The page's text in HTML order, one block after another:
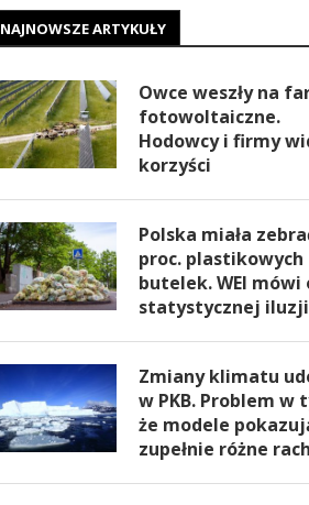
NAJNOWSZE ARTYKUŁY
Owce weszły na
fotowoltaiczne.
Hodowcy i firmy
korzyści
Polska miała
proc. plastikowych
butelek. WEI mówi
statystycznej iluzji
Zmiany klimatu
w PKB. Problem w
że modele
zupełnie różne